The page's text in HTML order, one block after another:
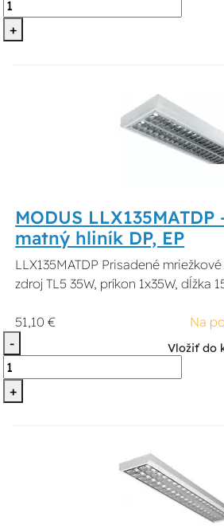
+
MODUS LLX135MATDP
matný hliník DP, EP
LLX135MATDP Prisadené
zdroj TL5 35W, príkon 1x35W, dĺžka
51,10 €
Na
-
+
Vložiť do